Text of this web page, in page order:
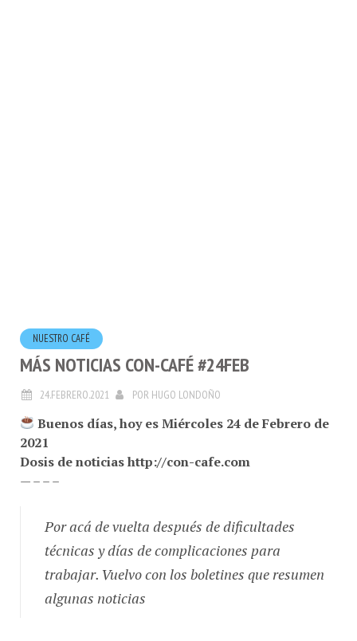
MÁS NOTICIAS CON-CAFÉ #24FEB
24.FEBRERO.2021 PORHUGO LONDOÑO
Buenos días, hoy es Miércoles 24 de Febrero de
2021
Dosis de noticias http://con-cafe.com
— – – –
técnicas y días de complicaciones para
trabajar. Vuelvo con los boletines que resumen
algunas noticias